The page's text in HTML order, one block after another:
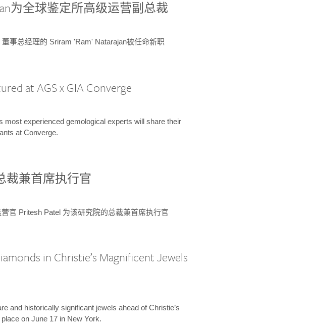
为全球鉴定所高级运营副总裁
事总经理的 Sriram 'Ram' Natarajan被任命新职
at AGS x GIA Converge
most experienced gemological experts will share their
at Converge.
裁兼首席执行官
官 Pritesh Patel 为该研究院的总裁兼首席执行官
in Christie’s Magnificent Jewels
and historically significant jewels ahead of Christie’s
on June 17 in New York.